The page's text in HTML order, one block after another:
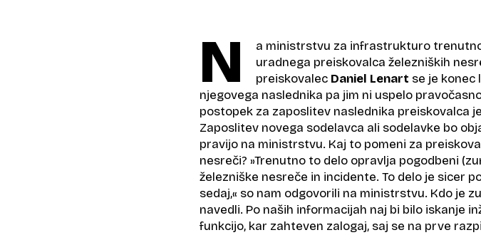
N
a ministrstvu za infrastrukturo
uradnega preiskovalca železniških
preiskovalec Daniel Lenart se je konec
njegovega naslednika pa jim ni uspelo
postopek za zaposlitev naslednika preiskovalca
Zaposlitev novega sodelavca ali sodelavke bo
pravijo na ministrstvu. Kaj to pomeni za
nesreči? »Trenutno to delo opravlja pogodbeni
železniške nesreče in incidente. To delo je sicer
sedaj,« so nam odgovorili na ministrstvu. Kdo je
navedli. Po naših informacijah naj bi bilo iskanje
funkcijo, kar zahteven zalogaj, saj se na prve